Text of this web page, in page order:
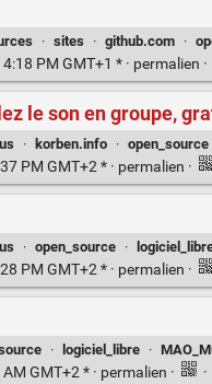
· sites · github.com ·
PM GMT+1 * · permalien ·
le son en groupe,
· korben.info · open_source
PM GMT+2 * · permalien ·
· open_source ·
PM GMT+2 * · permalien ·
· logiciel_libre ·
GMT+2 * · permalien · ·